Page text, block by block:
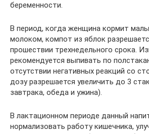
беременности.
В период, когда женщина кормит
молоком, компот из яблок
прошествии трехнедельного срока.
рекомендуется выпивать по
отсутствии негативных реакций со
дозу разрешается увеличить до 3
завтрака, обеда и ужина).
В лактационном периоде данный
нормализовать работу кишечника,